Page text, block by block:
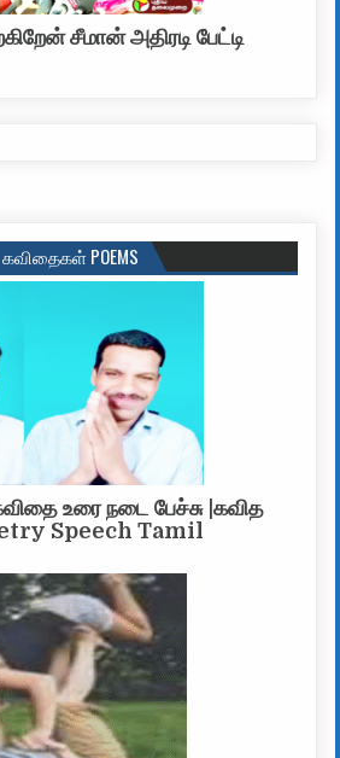
சீமான் அதிரடி பேட்டி
கவிதைகள் POEMS
உரை நடை பேச்சு |கவித
Speech Tamil